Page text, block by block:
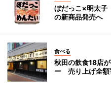
ぼだっこ×明太子
の新商品発売へ
食べる
秋田の飲食18店
ー 売り上げ全額